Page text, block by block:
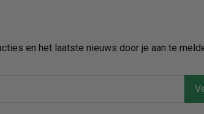
en het laatste nieuws door je aan te